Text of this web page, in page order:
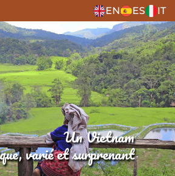
EN ES IT
Un Vietnam
varié et surprenant